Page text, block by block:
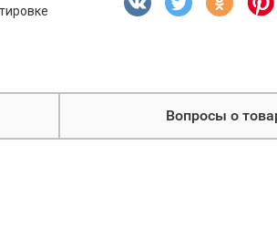
Вопросы о